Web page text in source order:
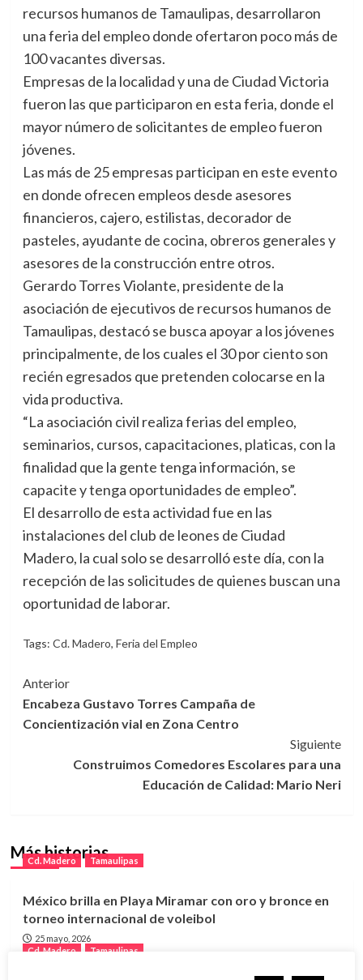
recursos humanos de Tamaulipas, desarrollaron
una feria del empleo donde ofertaron poco más de
100 vacantes diversas.
Empresas de la localidad y una de Ciudad Victoria
fueron las que participaron en esta feria, donde el
mayor número de solicitantes de empleo fueron
jóvenes.
Las más de 25 empresas participan en este evento
en donde ofrecen empleos desde asesores
financieros, cajero, estilistas, decorador de
pasteles, ayudante de cocina, obreros generales y
asesores de la construcción entre otros.
Gerardo Torres Violante, presidente de la
asociación de ejecutivos de recursos humanos de
Tamaulipas, destacó se busca apoyar a los jóvenes
principalmente, de los cuales el 30 por ciento son
recién egresados que pretenden colocarse en la
vida productiva.
“La asociación civil realiza ferias del empleo,
seminarios, cursos, capacitaciones, platicas, con la
finalidad que la gente tenga información, se
capacite y tenga oportunidades de empleo”.
El desarrollo de esta actividad fue en las
instalaciones del club de leones de Ciudad
Madero, la cual solo se desarrolló este día, con la
recepción de las solicitudes de quienes buscan una
oportunidad de laborar.
Tags: Cd. Madero, Feria del Empleo
Navegación
de
entradas
Anterior
Encabeza Gustavo Torres Campaña de
Concientización vial en Zona Centro
Siguiente
Construimos Comedores Escolares para una
Educación de Calidad: Mario Neri
Más historias
Cd. Madero Tamaulipas
México brilla en Playa Miramar con oro y bronce en
torneo internacional de voleibol
25 mayo, 2026
Cd. Madero
Tamaulipas